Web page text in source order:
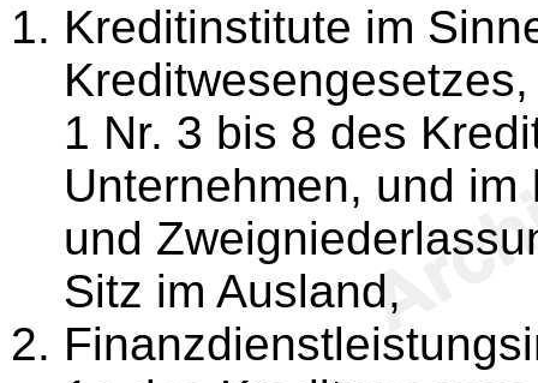
Kreditinstitute im
1 Nr. 3 bis 8 des
Unternehmen, und
und
Sitz im Ausland,